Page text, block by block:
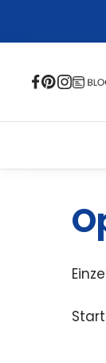
content